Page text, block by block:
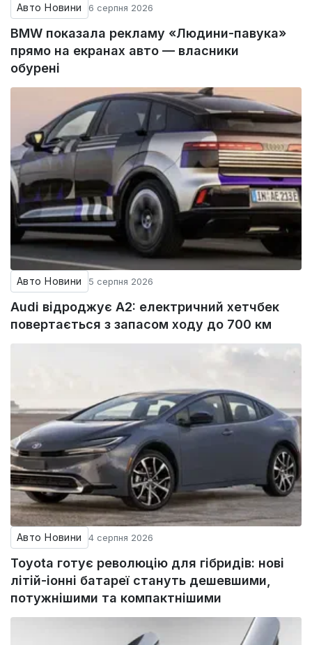
Авто Новини 6 серпня 2026
BMW показала рекламу «Людини-павука»
прямо на екранах авто — власники
обурені
Авто Новини 5 серпня 2026
Audi відроджує A2: електричний хетчбек
повертається з запасом ходу до 700 км
Авто Новини 4 серпня 2026
Toyota готує революцію для гібридів: нові
літій-іонні батареї стануть дешевшими,
потужнішими та компактнішими